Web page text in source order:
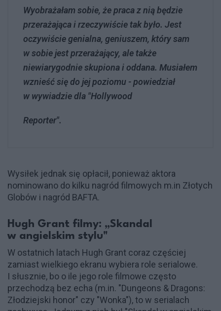
Wyobrażałam sobie, że praca z nią będzie
przerażająca i rzeczywiście tak było. Jest
oczywiście genialna, geniuszem, który sam
w sobie jest przerażający, ale także
niewiarygodnie skupiona i oddana. Musiałem
wznieść się do jej poziomu - powiedział
w wywiadzie dla "Hollywood
Reporter".
Wysiłek jednak się opłacił, ponieważ aktora
nominowano do kilku nagród filmowych m.in Złotych
Globów i nagród BAFTA.
Hugh Grant filmy: „Skandal
w angielskim stylu"
W ostatnich latach Hugh Grant coraz częściej
zamiast wielkiego ekranu wybiera role serialowe.
I słusznie, bo o ile jego role filmowe często
przechodzą bez echa (m.in. "Dungeons & Dragons:
Złodziejski honor" czy "Wonka"), to w serialach